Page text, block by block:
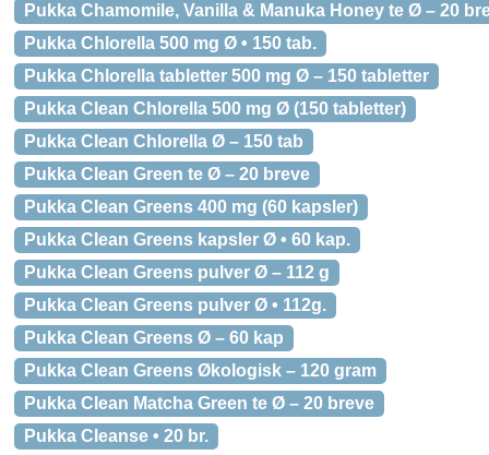
Pukka Chamomile, Vanilla & Manuka Honey te Ø – 20
Pukka Chlorella 500 mg Ø • 150 tab.
Pukka Chlorella tabletter 500 mg Ø – 150 tabletter
Pukka Clean Chlorella 500 mg Ø (150 tabletter)
Pukka Clean Chlorella Ø – 150 tab
Pukka Clean Green te Ø – 20 breve
Pukka Clean Greens 400 mg (60 kapsler)
Pukka Clean Greens kapsler Ø • 60 kap.
Pukka Clean Greens pulver Ø – 112 g
Pukka Clean Greens pulver Ø • 112g.
Pukka Clean Greens Ø – 60 kap
Pukka Clean Greens Økologisk – 120 gram
Pukka Clean Matcha Green te Ø – 20 breve
Pukka Cleanse • 20 br.